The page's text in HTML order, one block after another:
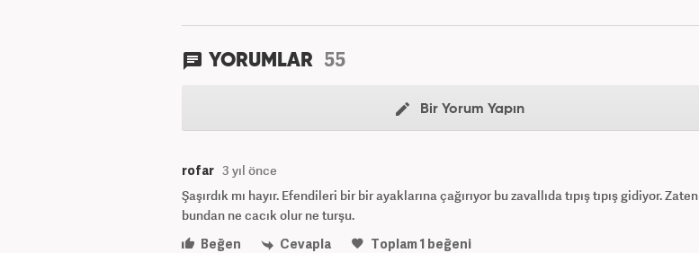
YORUMLAR 55
Bir Yorum Yapın
rofar 3 yıl önce
Şaşırdık mı hayır. Efendileri bir bir ayaklarına çağırıyor bu zavallıda tıpış tıpış gidiyor. Zaten
bundan ne cacık olur ne turşu.
Beğen
Cevapla Toplam1 beğeni